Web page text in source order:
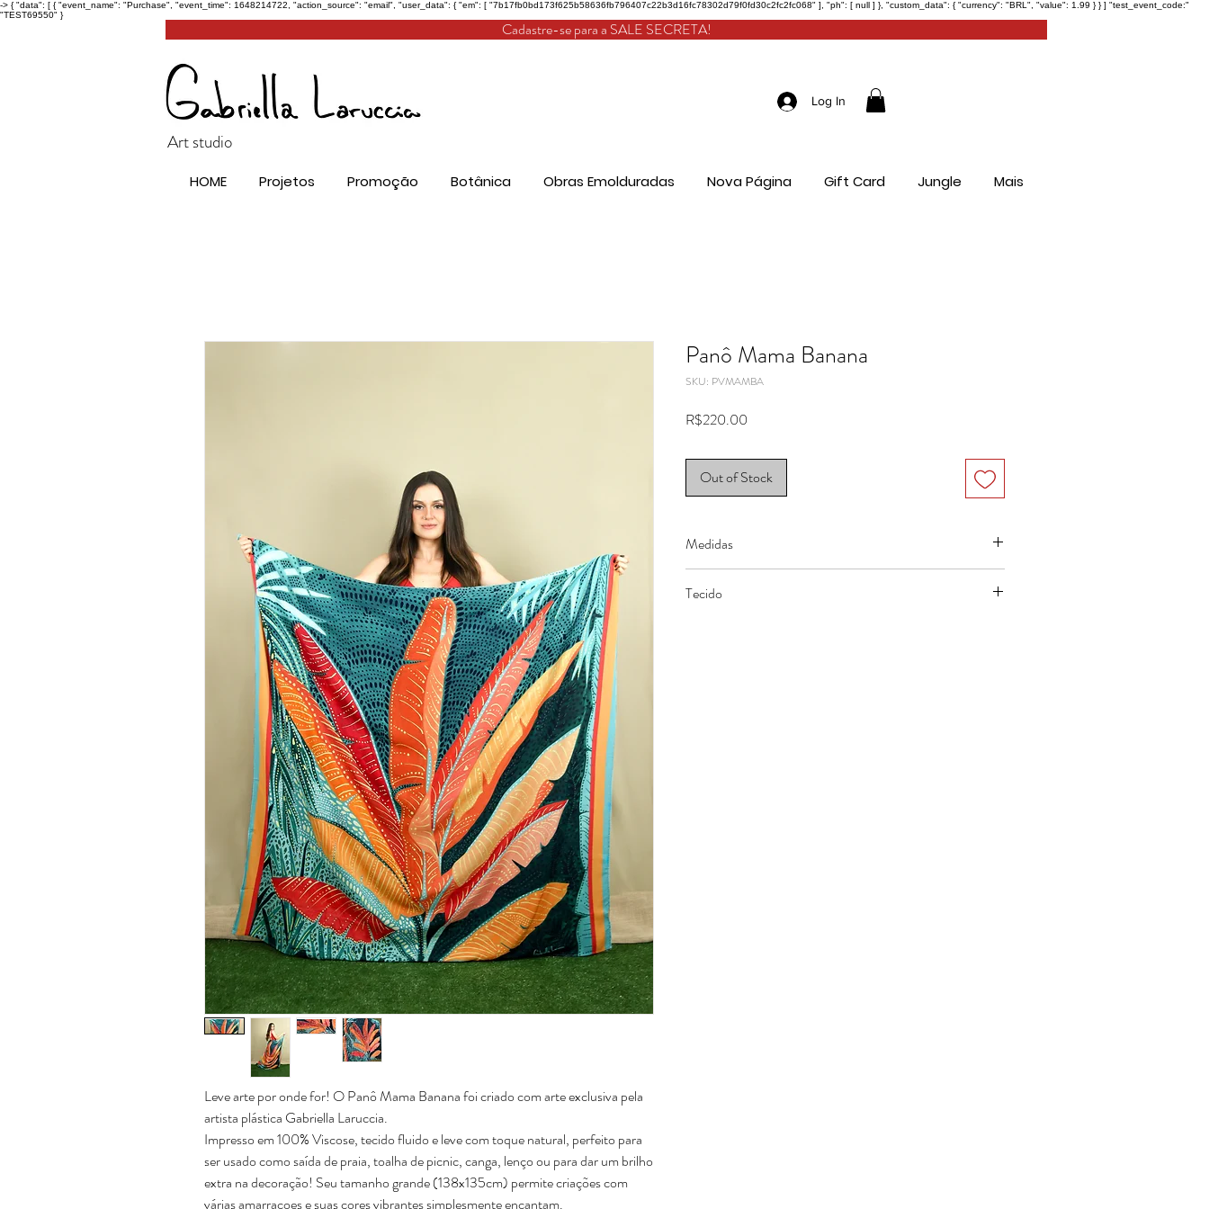
-> { "data": [ { "event_name": "Purchase", "event_time": 1648214722, "action_source": "email", "user_data": { "em": [ "7b17fb0bd173f625b58636fb796407c22b3d16fc78302d79f0fd30c2fc2fc068" ], "ph": [ null ] }, "custom_data": { "currency": "BRL", "value": 1.99 } } ] "test_event_code:"
"TEST69550" }
Cadastre-se para a SALE SECRETA!
Log In
Art studio
HOME Projetos Promoção Botânica Obras Emolduradas Nova Página Gift Card Jungle Mais
Leve arte por onde for! O Panô Mama Banana foi criado com arte exclusiva pela
artista plástica Gabriella Laruccia.
Impresso em 100% Viscose, tecido fluido e leve com toque natural, perfeito para
ser usado como saída de praia, toalha de picnic, canga, lenço ou para dar um brilho
extra na decoração! Seu tamanho grande (138x135cm) permite criações com
várias amarracoes e suas cores vibrantes simplesmente encantam.
Panô Mama Banana
SKU: PVMAMBA
R$220.00
Out of Stock
Medidas
Tecido